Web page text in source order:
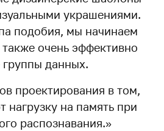
украшениями.
подобия, мы начинаем
очень эффективно
данных.
проектирования в том,
нагрузку на память при
распознавания.»